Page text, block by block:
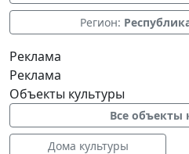
Регион:
Реклама
Реклама
Объекты культуры
Все объекты
Дома культуры